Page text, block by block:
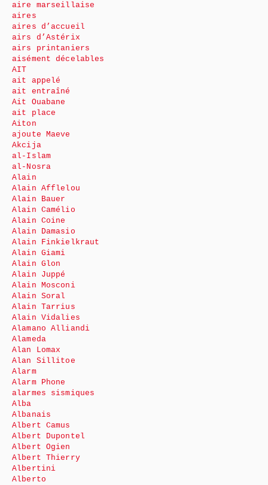
aire marseillaise
aires
aires d’accueil
airs d’Astérix
airs printaniers
aisément décelables
AIT
ait appelé
ait entraîné
Ait Ouabane
ait place
Aiton
ajoute Maeve
Akcija
al-Islam
al-Nosra
Alain
Alain Afflelou
Alain Bauer
Alain Camélio
Alain Coine
Alain Damasio
Alain Finkielkraut
Alain Giami
Alain Glon
Alain Juppé
Alain Mosconi
Alain Soral
Alain Tarrius
Alain Vidalies
Alamano Alliandi
Alameda
Alan Lomax
Alan Sillitoe
Alarm
Alarm Phone
alarmes sismiques
Alba
Albanais
Albert Camus
Albert Dupontel
Albert Ogien
Albert Thierry
Albertini
Alberto